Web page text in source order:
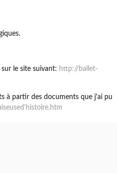
le site suivant: http://ballet-
à partir des documents que j'ai pu